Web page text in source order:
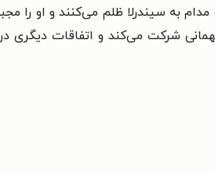
به سیندرلا ظلم می‌کنند و او را
شرکت می‌کند و اتفاقات دیگری در